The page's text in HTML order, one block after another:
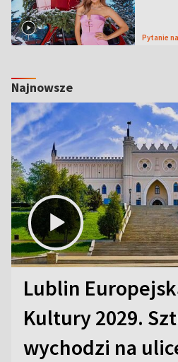
Pytanie
Najnowsze
Lublin
Kultury 2029.
wychodzi na